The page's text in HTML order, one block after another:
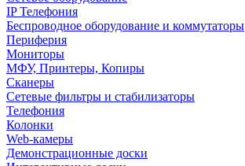
IP Телефония
Беспроводное оборудование и коммутаторы
Периферия
Мониторы
МФУ, Принтеры, Копиры
Сканеры
Сетевые фильтры и стабилизаторы
Телефония
Колонки
Web-камеры
Демонстрационные доски